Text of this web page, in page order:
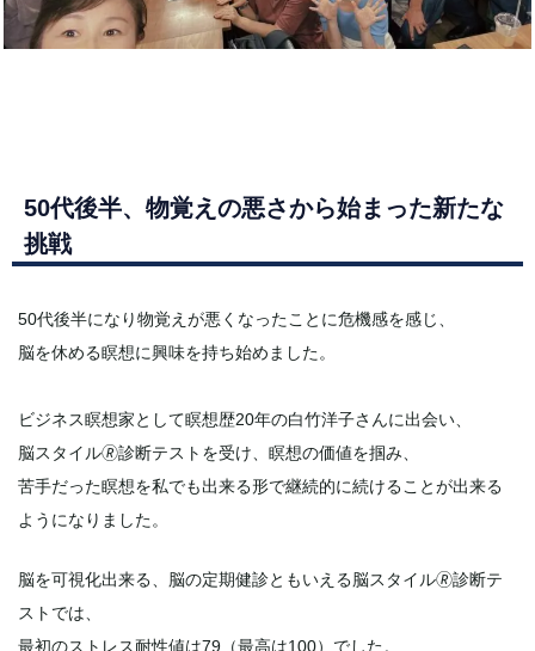
50代後半、物覚えの悪さから始まった新たな
挑戦
50代後半になり物覚えが悪くなったことに危機感を感じ、
脳を休める瞑想に興味を持ち始めました。
ビジネス瞑想家として瞑想歴20年の白竹洋子さんに出会い、
脳スタイル🄬診断テストを受け、瞑想の価値を掴み、
苦手だった瞑想を私でも出来る形で継続的に続けることが出来る
ようになりました。
脳を可視化出来る、脳の定期健診ともいえる脳スタイル🄬診断テ
ストでは、
最初のストレス耐性値は79（最高は100）でした。